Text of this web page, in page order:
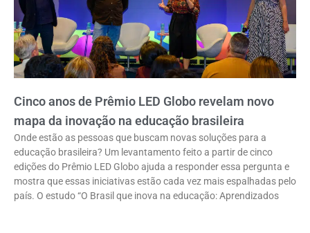
Cinco anos de Prêmio LED Globo revelam novo
mapa da inovação na educação brasileira
Onde estão as pessoas que buscam novas soluções para a
educação brasileira? Um levantamento feito a partir de cinco
edições do Prêmio LED Globo ajuda a responder essa pergunta e
mostra que essas iniciativas estão cada vez mais espalhadas pelo
país. O estudo “O Brasil que inova na educação: Aprendizados